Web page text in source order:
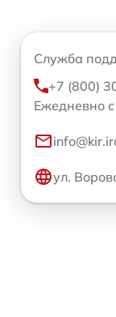
Служба
+7 (800)
Ежедневно
ул.